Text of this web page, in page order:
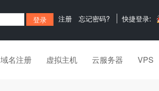
注册 忘记密码? 快捷登录:
域名注册 虚拟主机 云服务器 VPS